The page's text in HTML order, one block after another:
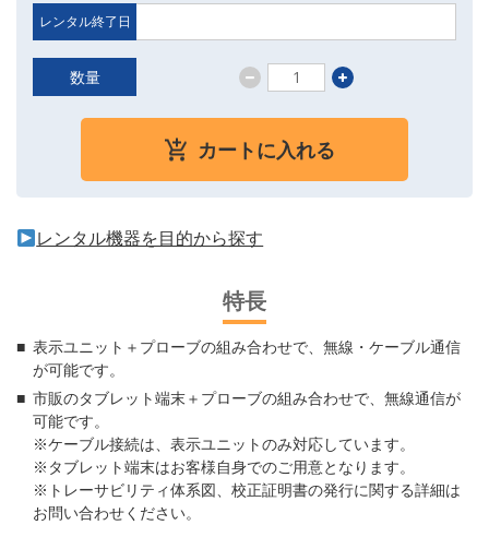
レンタル終了日
数量
カートに入れる
レンタル機器を目的から探す
特長
表示ユニット＋プローブの組み合わせで、無線・ケーブル通信
が可能です。
市販のタブレット端末＋プローブの組み合わせで、無線通信が
可能です。
※ケーブル接続は、表示ユニットのみ対応しています。
※タブレット端末はお客様自身でのご用意となります。
※トレーサビリティ体系図、校正証明書の発行に関する詳細は
お問い合わせください。